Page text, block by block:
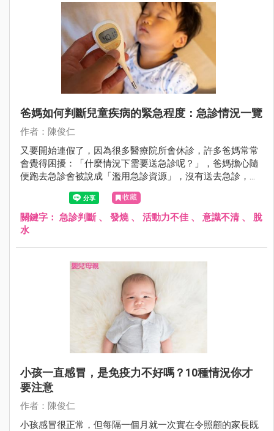
爸媽如何判斷兒童疾病的緊急程度：急診情況一覽
作者：陳俊仁
又要開始連假了，因為很多醫療院所會休診，許多爸媽常常
會覺得困擾：「什麼情況下需要送急診呢？」，爸媽擔心隨
便跑去急診會被說成「濫用急診資源」，沒有送去急診，又
怕延誤小孩病情，所以就陷入兩難。
收藏
關鍵字： 急診判斷、 發燒、 活動力不佳 、 意識不清 、 脫
水
小孩一直感冒，是免疫力不好嗎？10種情況你才
要注意
作者：陳俊仁
小孩感冒很正常，但每隔一個月就一次實在令照顧的家長既